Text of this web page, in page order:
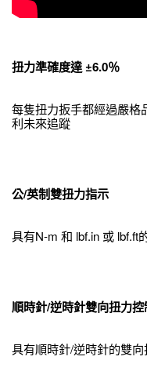
扭力準確度達 ±6.0％
每隻扭力扳手都經過嚴格
利未來追蹤
公/英制雙扭力指示
具有N-m 和 lbf.in 或 lbf.ft
順時針/逆時針雙向扭力
具有順時針/逆時針的雙向